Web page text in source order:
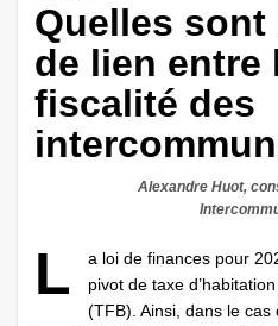
Quelles sont
de lien entre
fiscalité des
Alexandre Huot,
L
a loi de finances pour
pivot de taxe
(TFB). Ainsi, dans le cas